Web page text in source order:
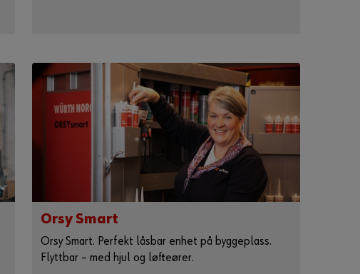
Orsy Smart
Orsy Smart. Perfekt låsbar enhet på byggeplass.
Flyttbar – med hjul og løfteører.